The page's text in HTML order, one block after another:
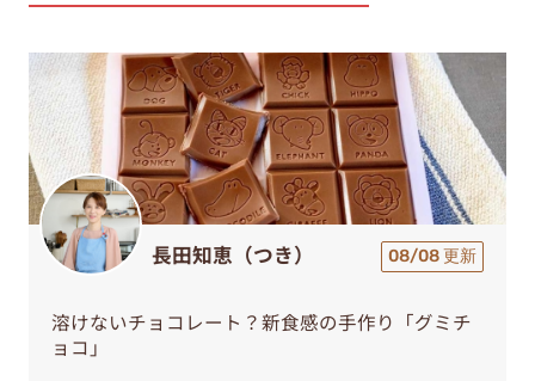
長田知恵（つき） 08/08 更新
溶けないチョコレート？新食感の手作り「グミチ
ョコ」